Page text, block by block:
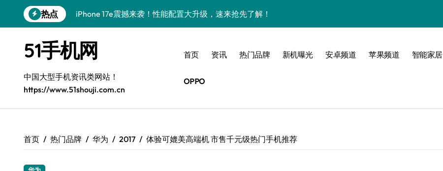
到
热点
iPhone 17e震撼来袭！性能配置大升级，速来抢先了解！
三星Galaxy Z Fold7来袭！折叠屏革新，开启科技新视界！
荣耀WIN RT资讯神器来袭！一手新鲜，速握掌中！
三星Galaxy Z Fold7震撼登场，创新科技，掌中折叠新体验！
小米17重磅来袭！速览新动态，解锁超实用功能！
荣耀WIN RT来袭！一机紧握，实用资讯速达你掌心！
51手机网
中国大型手机资讯类网站！
https://www.51shouji.com.cn
首页 资讯 热门品牌 新机曝光 安卓频道 苹果频道 智能家居
OPPO
首页 热门品牌 华为 2017 体验可媲美高端机 市售千元级热门手机推荐